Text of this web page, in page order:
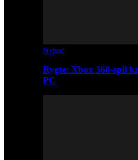
Nyhed
Rygte: Xbox 360-spil
PC